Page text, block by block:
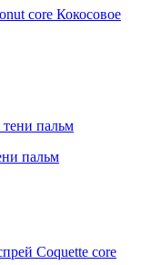
core Кокосовое
пальм